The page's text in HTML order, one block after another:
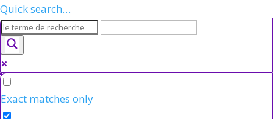
Quick search…
Exact matches only